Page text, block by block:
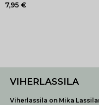
7,95 €
VIHERLASSILA
Viherlassila on Mika